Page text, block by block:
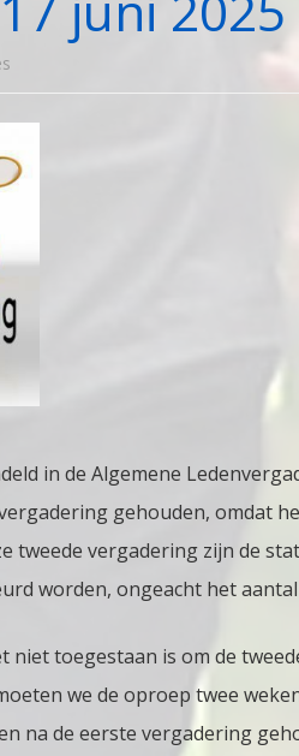
17
in de Algemene
gehouden, omdat
tweede vergadering zijn de
worden, ongeacht het aantal
niet toegestaan is om de
we de oproep twee
na de eerste vergadering